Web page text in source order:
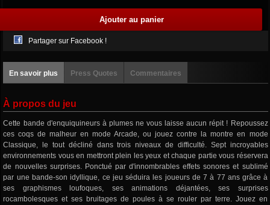
Partager sur Facebook !
En savoir plus Press Quotes Commentaires
À propos du jeu
Cette bande d'enquiquineurs à plumes ne vous laisse aucun répit ! Repoussez
ces coqs de malheur en mode Arcade, ou jouez contre la montre en mode
Classique, le tout décliné dans trois niveaux de difficulté. Sept incroyables
environnements vous en mettront plein les yeux et chaque partie vous réservera
de nouvelles surprises. Ponctué par d'innombrables effets sonores et sublimé
par une bande-son idyllique, ce jeu séduira les joueurs de 7 à 77 ans grâce à
ses graphismes loufoques, ses animations déjantées, ses surprises
rocambolesques et ses bruitages de poules à se rouler par terre. Jouez en